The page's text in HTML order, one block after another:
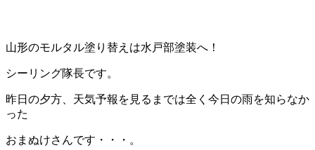
山形のモルタル塗り替えは水戸部塗装へ！
シーリング隊長です。
昨日の夕方、天気予報を見るまでは全く今日の雨を知らなか
った
おまぬけさんです・・・。